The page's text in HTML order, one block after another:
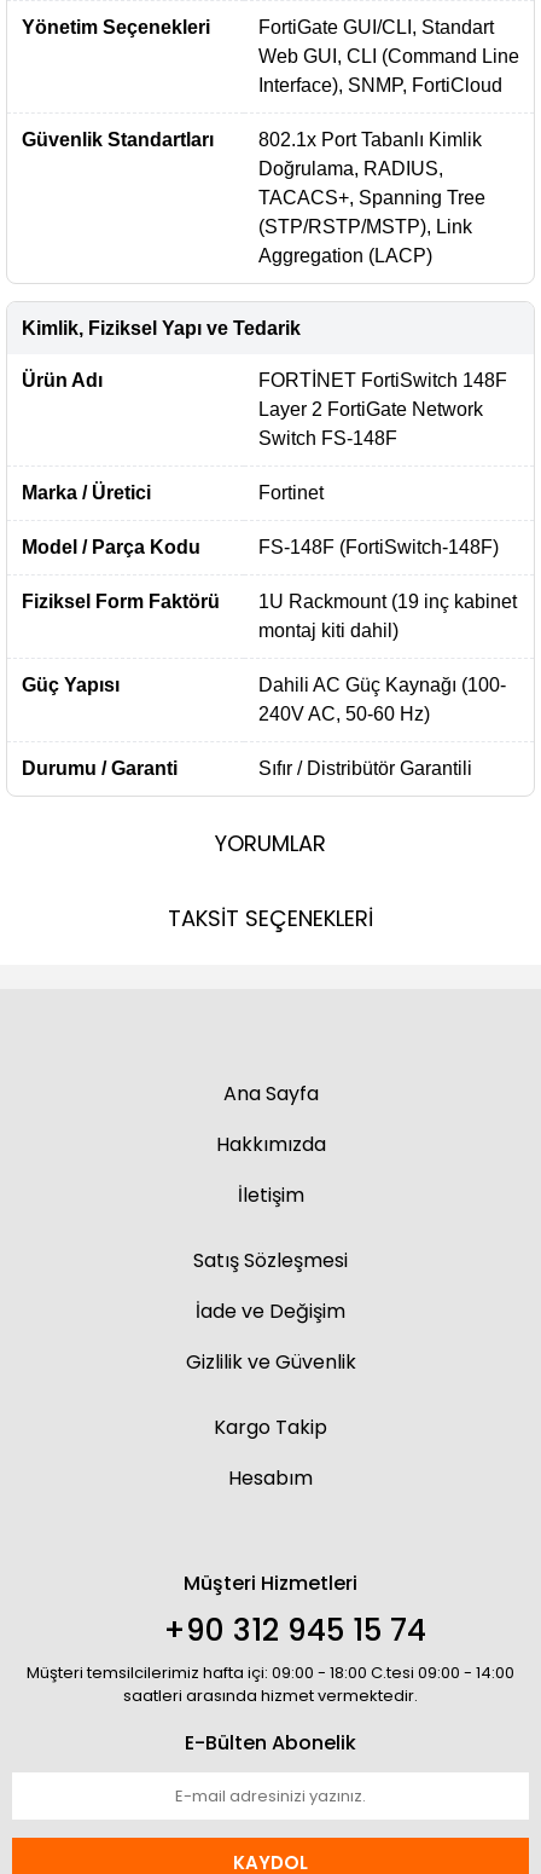
Yönetim Seçenekleri
FortiGate GUI/CLI, Standart
Web GUI, CLI (Command Line
Interface), SNMP, FortiCloud
Güvenlik Standartları
802.1x Port Tabanlı Kimlik
Doğrulama, RADIUS,
TACACS+, Spanning Tree
(STP/RSTP/MSTP), Link
Aggregation (LACP)
Kimlik, Fiziksel Yapı ve Tedarik
Ürün Adı
FORTİNET FortiSwitch 148F
Layer 2 FortiGate Network
Switch FS-148F
Marka / Üretici Fortinet
Model / Parça Kodu FS-148F (FortiSwitch-148F)
Fiziksel Form Faktörü
1U Rackmount (19 inç kabinet
montaj kiti dahil)
Güç Yapısı
Dahili AC Güç Kaynağı (100-
240V AC, 50-60 Hz)
Durumu / Garanti Sıfır / Distribütör Garantili
YORUMLAR
TAKSİT SEÇENEKLERİ
Ana Sayfa
Hakkımızda
İletişim
Satış Sözleşmesi
İade ve Değişim
Gizlilik ve Güvenlik
Kargo Takip
Hesabım
Müşteri Hizmetleri
+90 312 945 15 74
Müşteri temsilcilerimiz hafta içi: 09:00 - 18:00 C.tesi 09:00 - 14:00
saatleri arasında hizmet vermektedir.
E-Bülten Abonelik
KAYDOL